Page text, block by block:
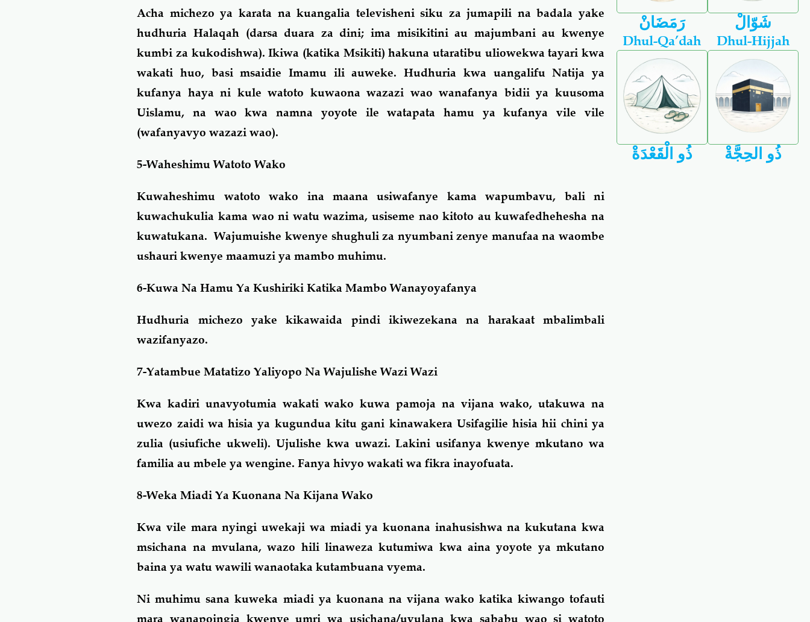
Acha michezo ya karata na kuangalia televisheni siku za jumapili na badala yake
hudhuria Halaqah (darsa duara za dini; ima misikitini au majumbani au kwenye
kumbi za kukodishwa). Ikiwa (katika Msikiti) hakuna utaratibu uliowekwa tayari kwa
wakati huo, basi msaidie Imamu ili auweke. Hudhuria kwa uangalifu Natija ya
kufanya haya ni kule watoto kuwaona wazazi wao wanafanya bidii ya kuusoma
Uislamu, na wao kwa namna yoyote ile watapata hamu ya kufanya vile vile
(wafanyavyo wazazi wao).
5-Waheshimu Watoto Wako
Kuwaheshimu watoto wako ina maana usiwafanye kama wapumbavu, bali ni
kuwachukulia kama wao ni watu wazima, usiseme nao kitoto au kuwafedhehesha na
kuwatukana. Wajumuishe kwenye shughuli za nyumbani zenye manufaa na waombe
ushauri kwenye maamuzi ya mambo muhimu.
6-Kuwa Na Hamu Ya Kushiriki Katika Mambo Wanayoyafanya
Hudhuria michezo yake kikawaida pindi ikiwezekana na harakaat mbalimbali
wazifanyazo.
7-Yatambue Matatizo Yaliyopo Na Wajulishe Wazi Wazi
Kwa kadiri unavyotumia wakati wako kuwa pamoja na vijana wako, utakuwa na
uwezo zaidi wa hisia ya kugundua kitu gani kinawakera Usifagilie hisia hii chini ya
zulia (usiufiche ukweli). Ujulishe kwa uwazi. Lakini usifanya kwenye mkutano wa
familia au mbele ya wengine. Fanya hivyo wakati wa fikra inayofuata.
8-Weka Miadi Ya Kuonana Na Kijana Wako
Kwa vile mara nyingi uwekaji wa miadi ya kuonana inahusishwa na kukutana kwa
msichana na mvulana, wazo hili linaweza kutumiwa kwa aina yoyote ya mkutano
baina ya watu wawili wanaotaka kutambuana vyema.
Ni muhimu sana kuweka miadi ya kuonana na vijana wako katika kiwango tofauti
mara wanapoingia kwenye umri wa usichana/uvulana kwa sababu wao si watoto
رَمَضَانْ شَوّالْ
Dhul-Qa’dah
ذُو الْقَعْدَةْ
Dhul-Hijjah
ذُو الحِجَّةْ